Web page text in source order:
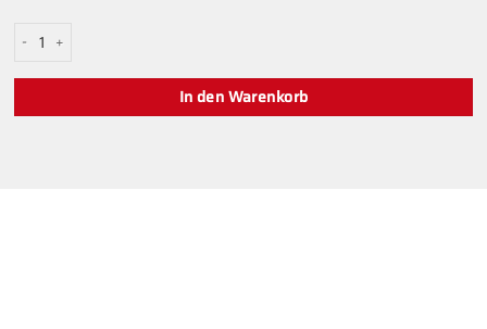
AIM COD POSTER: Verdansk Menge
In den Warenkorb